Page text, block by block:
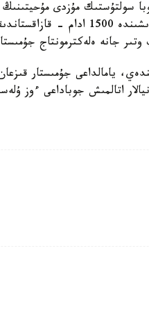
سولتۇستىك مۇزدى
وعان 2 مىڭعا تارتا ادام
وتىر جانە ەلەكترمونتاج
اتالمىش جوباداعى ءوز